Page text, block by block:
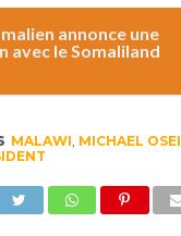
annonce une
avec le Somaliland
MALAWI MICHAEL OSEI